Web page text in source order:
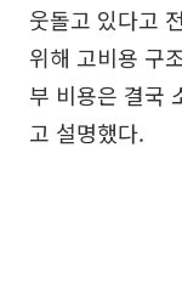
웃돌고 있다고
위해 고비용 구
부 비용은 결국
고 설명했다.